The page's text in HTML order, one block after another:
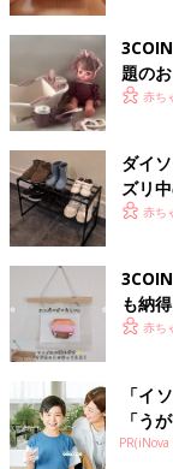
題の
赤ち
ダイ
ズリ
赤ち
も納
赤ち
「イ
「う